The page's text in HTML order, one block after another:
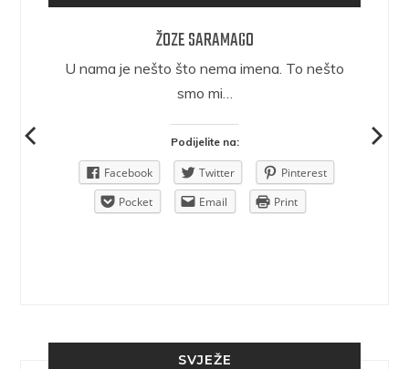
ŽOZE SARAMAGO
U nama je nešto što nema imena. To nešto
smo mi…
Podijelite na:
Facebook Twitter
Pinterest
Pocket
Email Print
SVJEŽE